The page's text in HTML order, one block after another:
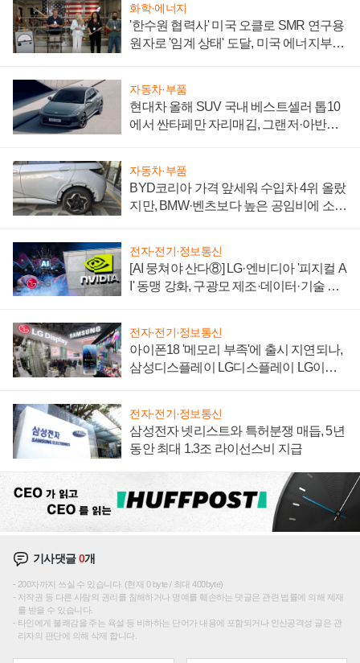
화학·에너지
'한수원 협력사' 미국 오클로 SMR 연구용
원자로 '임계 상태' 도달, 미국 에너지부
자동차·부품
현대차 올해 SUV 국내 베스트셀러 톱10
에서 싼타페만 자리매김, 그랜저·아반떼
자동차·부품
BYD코리아 가격 앞세워 수입차 4위 올랐
지만, BMW·벤츠보다 높은 공임비에 소비
전자·전기·정보통신
[AI 뭉쳐야 산다⑧] LG·엔비디아 '피지컬 A
I' 동맹 강화, 구광모 제조·데이터·기술 결
전자·전기·정보통신
아이폰18 '메모리 부족'에 출시 지연되나,
삼성디스플레이 LG디스플레이 LG이노
전자·전기·정보통신
삼성전자 넷리스트와 특허분쟁 매듭, 5년
동안 최대 1.3조 라이선스비 지급
기사댓글0개
200자까지 쓰실 수 있습니다. (현재 0 byte / 최대 400byte)
저작권 등 다른 사람의 권리를 침해하거나 명예를 훼손하는 댓글은 관련 법률에 의해 제재
를 받을 수 있습니다.
타인에게 불쾌감을 주는 욕설 등 비하하는 단어가 내용에 포함되거나 인신공격성 글은 관
리자의 판단에 의해 삭제 합니다.